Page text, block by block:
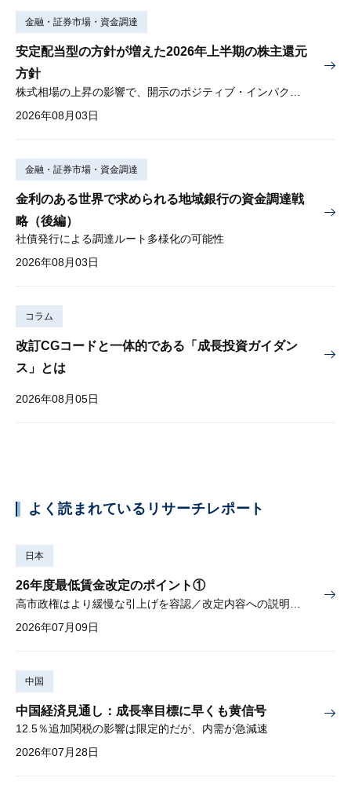
金融・証券市場・資金調達
安定配当型の方針が増えた2026年上半期の株主還元
方針
2026年08月03日
金融・証券市場・資金調達
金利のある世界で求められる地域銀行の資金調達戦
略（後編）
社債発行による調達ルート多様化の可能性
2026年08月03日
コラム
改訂CGコードと一体的である「成長投資ガイダン
ス」とは
2026年08月05日
よく読まれているリサーチレポート
日本
26年度最低賃金改定のポイント①
2026年07月09日
中国
中国経済見通し：成長率目標に早くも黄信号
12.5％追加関税の影響は限定的だが、内需が急減速
2026年07月28日